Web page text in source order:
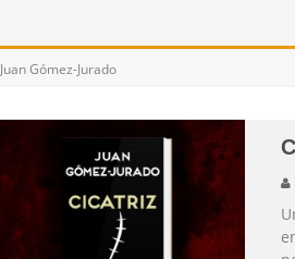
Juan Gómez-Jurado